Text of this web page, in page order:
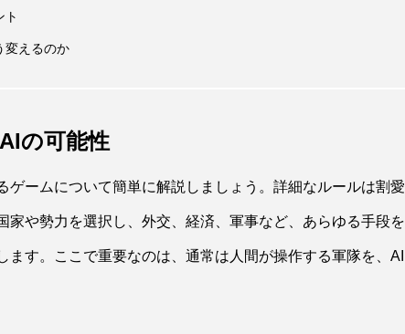
ト
変えるのか
の可能性
ゲームについて簡単に解説しましょう。詳細なルールは割愛
家や勢力を選択し、外交、経済、軍事など、あらゆる手段を
ます。ここで重要なのは、通常は人間が操作する軍隊を、AI